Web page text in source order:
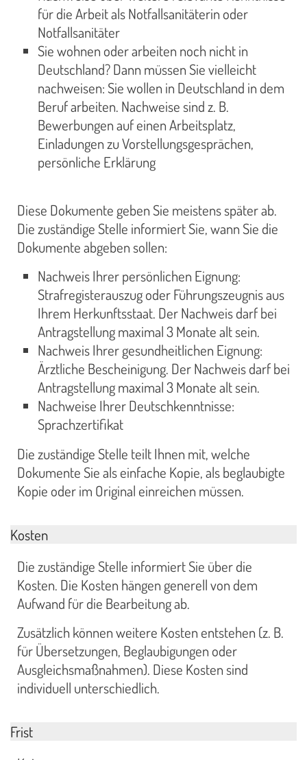
für die Arbeit als Notfallsanitäterin oder
Notfallsanitäter
Sie wohnen oder arbeiten noch nicht in
Deutschland? Dann müssen Sie vielleicht
nachweisen: Sie wollen in Deutschland in dem
Beruf arbeiten. Nachweise sind z. B.
Bewerbungen auf einen Arbeitsplatz,
Einladungen zu Vorstellungsgesprächen,
persönliche Erklärung
Diese Dokumente geben Sie meistens später ab.
Die zuständige Stelle informiert Sie, wann Sie die
Dokumente abgeben sollen:
Nachweis Ihrer persönlichen Eignung:
Strafregisterauszug oder Führungszeugnis aus
Ihrem Herkunftsstaat. Der Nachweis darf bei
Antragstellung maximal 3 Monate alt sein.
Nachweis Ihrer gesundheitlichen Eignung:
Ärztliche Bescheinigung. Der Nachweis darf bei
Antragstellung maximal 3 Monate alt sein.
Nachweise Ihrer Deutschkenntnisse:
Sprachzertifikat
Die zuständige Stelle teilt Ihnen mit, welche
Dokumente Sie als einfache Kopie, als beglaubigte
Kopie oder im Original einreichen müssen.
Kosten
Die zuständige Stelle informiert Sie über die
Kosten. Die Kosten hängen generell von dem
Aufwand für die Bearbeitung ab.
Zusätzlich können weitere Kosten entstehen (z. B.
für Übersetzungen, Beglaubigungen oder
Ausgleichsmaßnahmen). Diese Kosten sind
individuell unterschiedlich.
Frist